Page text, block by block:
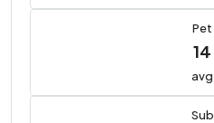
Pet
14
avg
Sub